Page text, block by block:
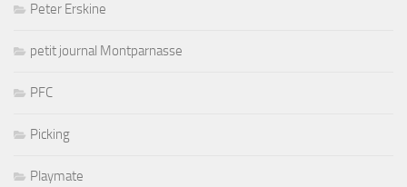
Peter Erskine
petit journal Montparnasse
PFC
Picking
Playmate